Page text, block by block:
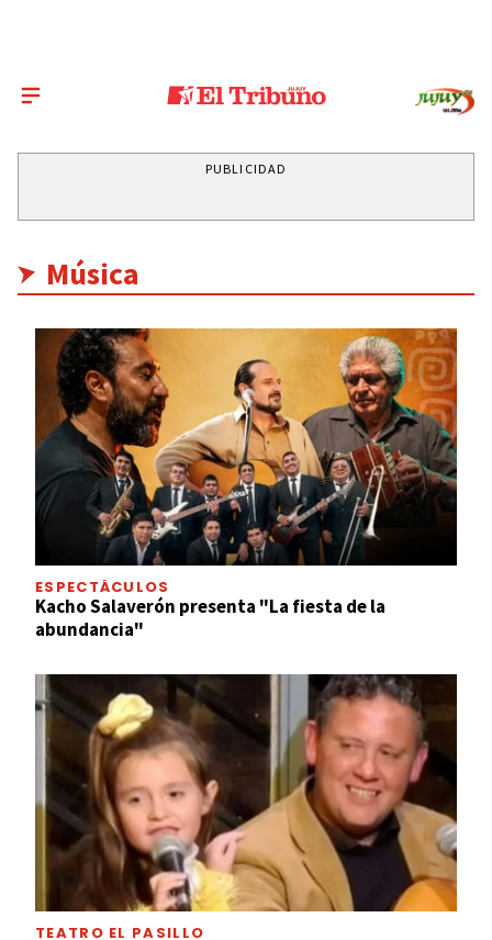
PUBLICIDAD
Música
ESPECTÁCULOS
Kacho Salaverón presenta "La fiesta de la
abundancia"
TEATRO EL PASILLO